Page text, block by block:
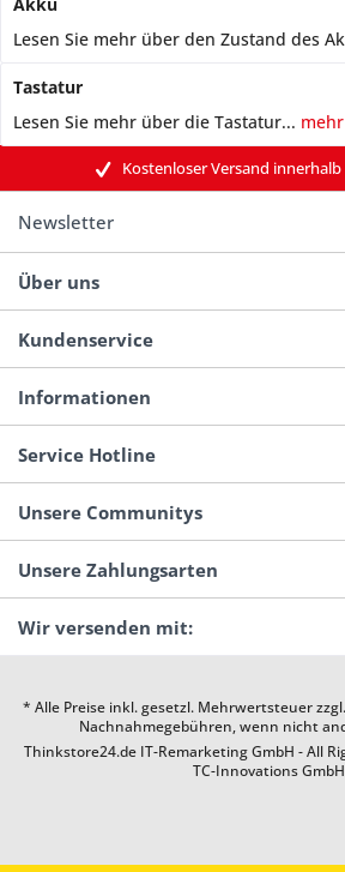
Lesen Sie mehr über den Zustand des
Tastatur
Lesen Sie mehr über die Tastatur... mehr
Kostenloser Versand
Newsletter
Über uns
Kundenservice
Informationen
Service Hotline
Unsere Communitys
Unsere Zahlungsarten
Wir versenden mit:
* Alle Preise inkl. gesetzl. Mehrwertsteuer zzgl.
Nachnahmegebühren, wenn nicht
Thinkstore24.de IT-Remarketing GmbH - All
TC-Innovations GmbH